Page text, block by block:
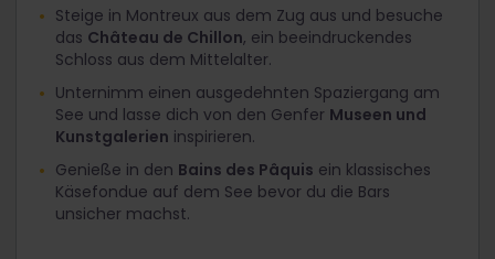
Steige in Montreux aus dem Zug aus und besuche
das Château de Chillon, ein beeindruckendes
Schloss aus dem Mittelalter.
Unternimm einen ausgedehnten Spaziergang am
See und lasse dich von den Genfer Museen und
Kunstgalerien inspirieren.
Genieße in den Bains des Pâquis ein klassisches
Käsefondue auf dem See bevor du die Bars
unsicher machst.